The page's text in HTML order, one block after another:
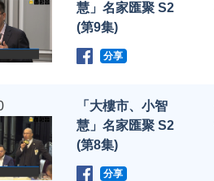
慧」名家匯聚 S2
(第9集)
分享
「大樓市、小智
慧」名家匯聚 S2
(第8集)
分享